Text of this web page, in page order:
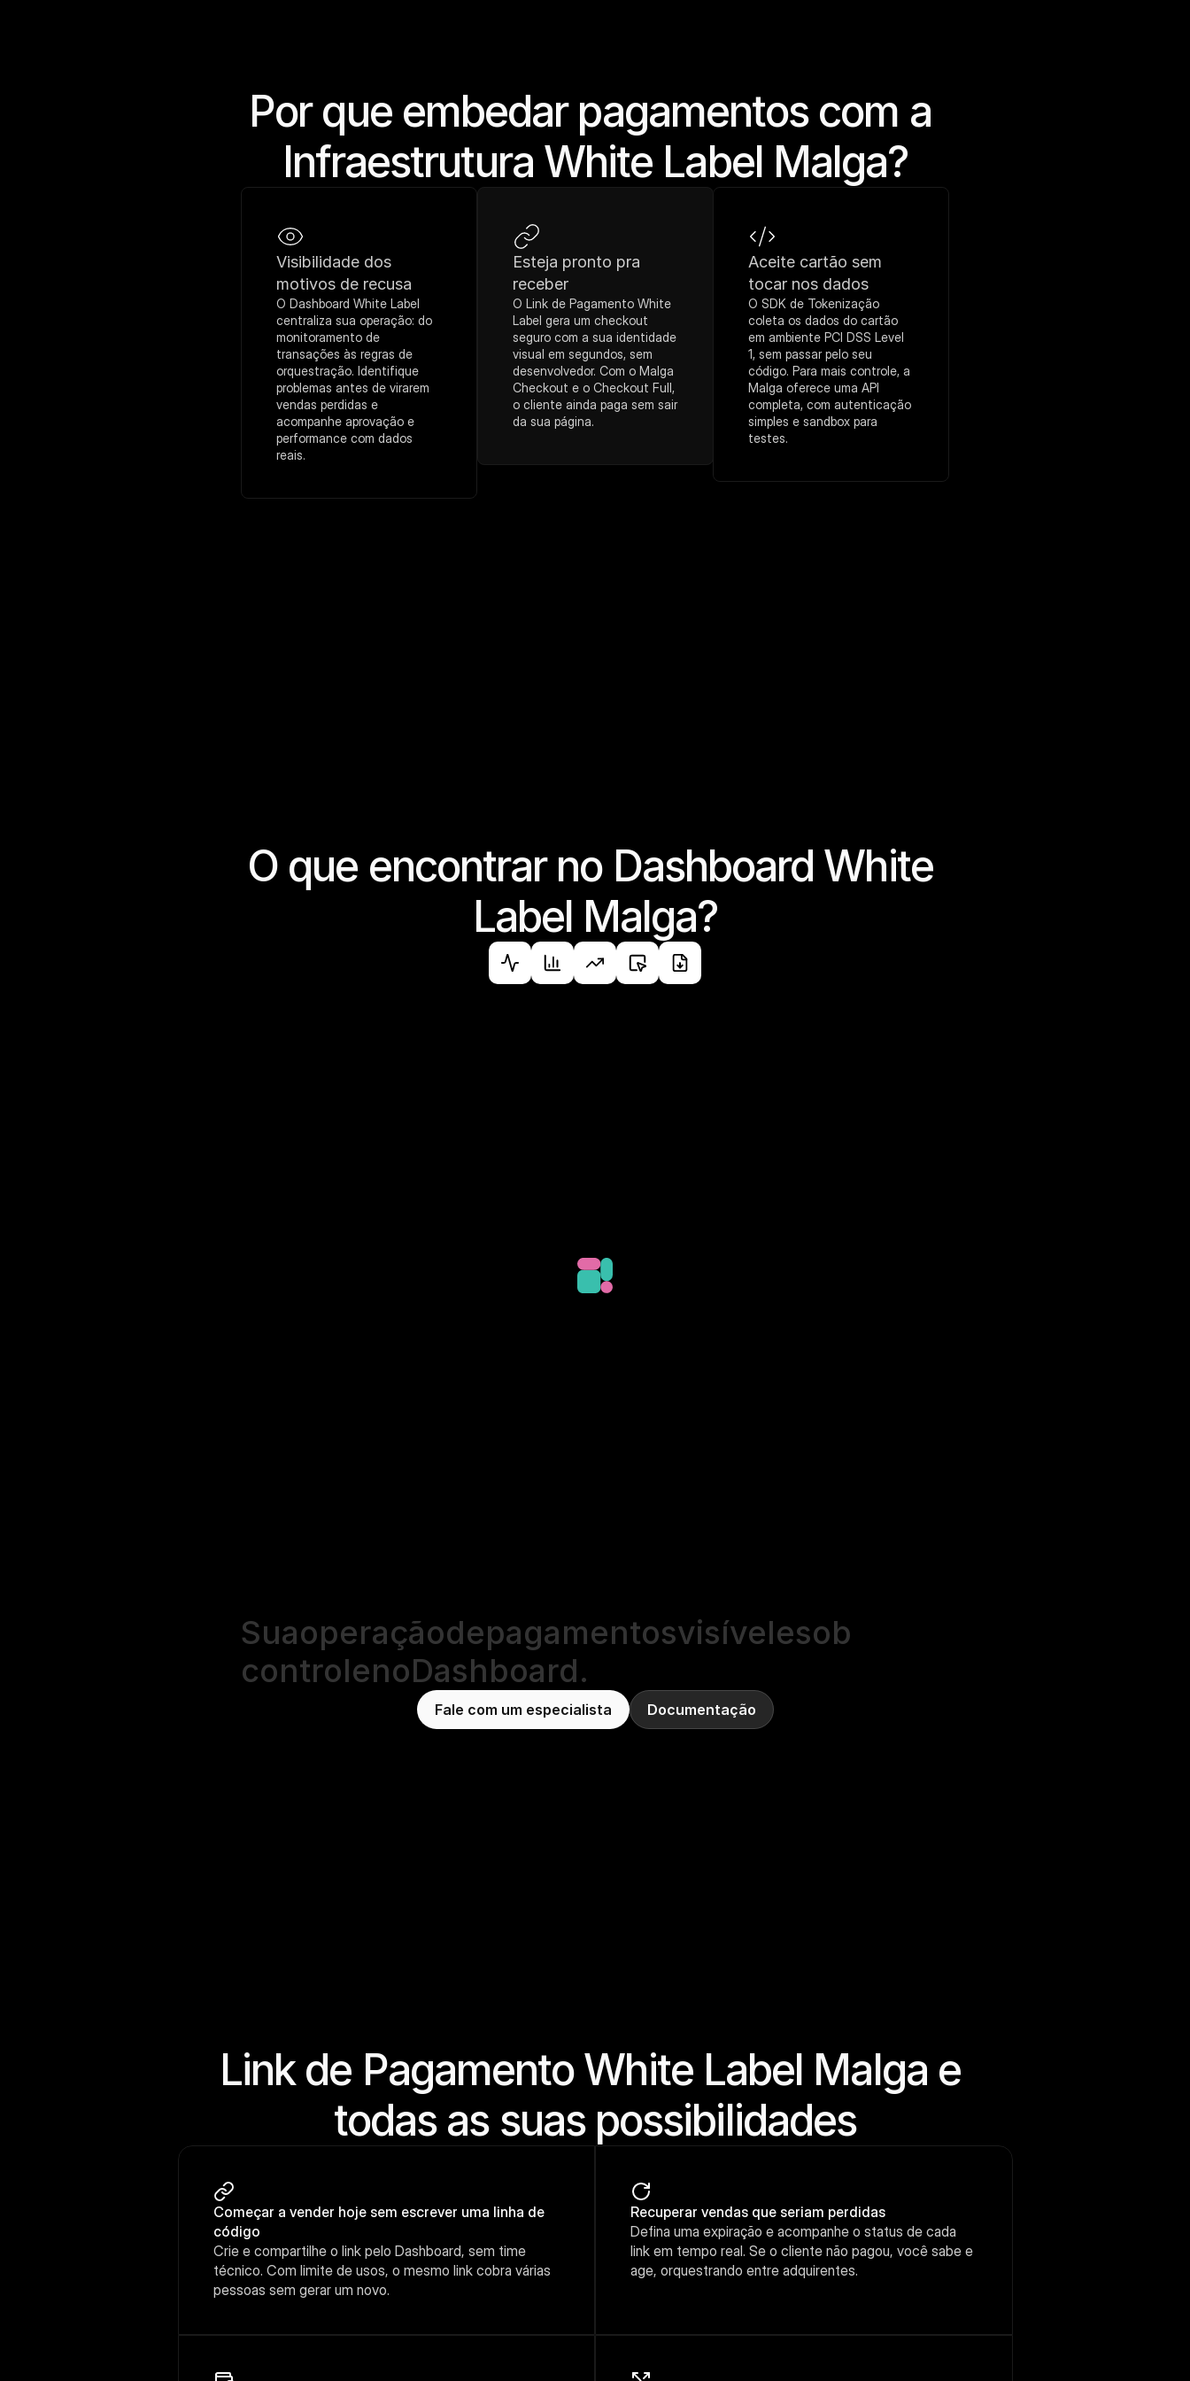
Por que embedar pagamentos com a
Infraestrutura White Label Malga?
Visibilidade dos
motivos de recusa
O Dashboard White Label
centraliza sua operação: do
monitoramento de
transações às regras de
orquestração. Identifique
problemas antes de virarem
vendas perdidas e
acompanhe aprovação e
performance com dados
reais.
Esteja pronto pra
receber
O Link de Pagamento White
Label gera um checkout
seguro com a sua identidade
visual em segundos, sem
desenvolvedor. Com o Malga
Checkout e o Checkout Full,
o cliente ainda paga sem sair
da sua página.
Aceite cartão sem
tocar nos dados
O SDK de Tokenização
coleta os dados do cartão
em ambiente PCI DSS Level
1, sem passar pelo seu
código. Para mais controle, a
Malga oferece uma API
completa, com autenticação
simples e sandbox para
testes.
O que encontrar no Dashboard White
Label Malga?
Suaoperaçãodepagamentosvisívelesob
controlenoDashboard.
Fale com um especialista Documentação
Link de Pagamento White Label Malga e
todas as suas possibilidades
Começar a vender hoje sem escrever uma linha de
código
Crie e compartilhe o link pelo Dashboard, sem time
técnico. Com limite de usos, o mesmo link cobra várias
pessoas sem gerar um novo.
Recuperar vendas que seriam perdidas
Defina uma expiração e acompanhe o status de cada
link em tempo real. Se o cliente não pagou, você sabe e
age, orquestrando entre adquirentes.